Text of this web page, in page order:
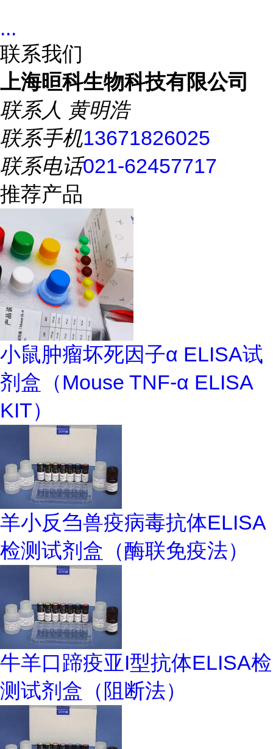
...
联系我们
上海晅科生物科技有限公司
联系人 黄明浩
联系手机13671826025
联系电话021-62457717
推荐产品
小鼠肿瘤坏死因子α ELISA试
剂盒（Mouse TNF-α ELISA
KIT）
羊小反刍兽疫病毒抗体ELISA
检测试剂盒（酶联免疫法）
牛羊口蹄疫亚I型抗体ELISA检
测试剂盒（阻断法）